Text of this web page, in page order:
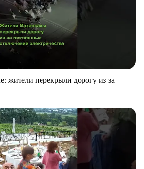
жители перекрыли дорогу из-за